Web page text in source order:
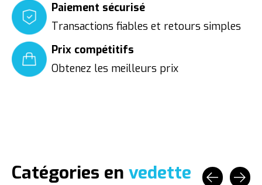
Paiement sécurisé
Transactions fiables et retours simples
Prix compétitifs
Obtenez les meilleurs prix
Catégories en vedette